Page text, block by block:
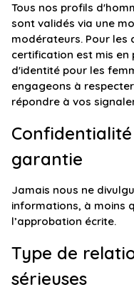
Tous nos profils
sont validés via une
modérateurs. Pour les
certification est mis en
d'identité pour les
engageons à
répondre à vos
garantie
Jamais nous ne
informations, à moins
l’approbation écrite.
Type de
sérieuses